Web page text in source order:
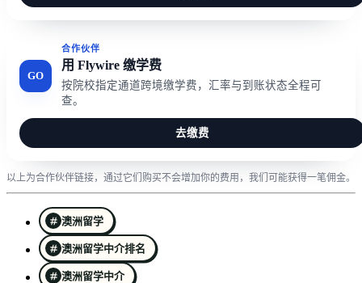
GO
合作伙伴
用 Flywire 缴学费
按院校指定通道跨境缴学费，汇率与到账状态全程可
查。
去缴费
以上为合作伙伴链接，通过它们购买不会增加你的费用，我们可能获得一笔佣金。
澳洲留学
澳洲留学中介排名
澳洲留学中介